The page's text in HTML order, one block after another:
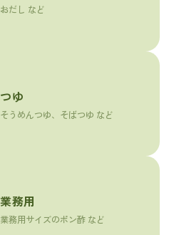
おだし など
つゆ
そうめんつゆ、そばつゆ など
業務用
業務用サイズのポン酢 など